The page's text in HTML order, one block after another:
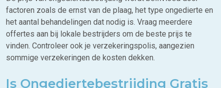
factoren zoals de ernst van de plaag, het type ongedierte en
het aantal behandelingen dat nodig is. Vraag meerdere
offertes aan bij lokale bestrijders om de beste prijs te
vinden. Controleer ook je verzekeringspolis, aangezien
sommige verzekeringen de kosten dekken.
Is Ongediertebestrijding Gratis